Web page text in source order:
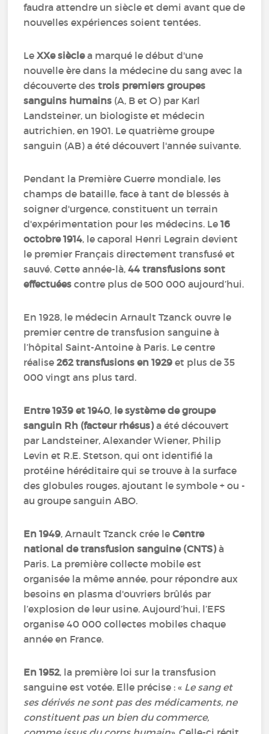
faudra attendre un siècle et demi avant que de
nouvelles expériences soient tentées.
LeXXe sièclea marqué le début d'une
nouvelle ère dans la médecine du sang avec la
découverte destrois premiers groupes
sanguins humains (A, B et O) par Karl
Landsteiner, un biologiste et médecin
autrichien, en 1901. Le quatrième groupe
sanguin (AB) a été découvert l'année suivante.
Pendant la Première Guerre mondiale, les
champs de bataille, face à tant de blessés à
soigner d'urgence, constituent un terrain
d'expérimentation pour les médecins. Le16
octobre 1914, le caporal Henri Legrain devient
le premier Français directement transfusé et
sauvé. Cette année-là,44 transfusions sont
effectuées contre plus de 500 000 aujourd’hui.
En 1928, le médecin Arnault Tzanck ouvre le
premier centre de transfusion sanguine à
l’hôpital Saint-Antoine à Paris. Le centre
réalise262 transfusions en 1929 et plus de 35
000 vingt ans plus tard.
Entre 1939 et 1940, le système de groupe
sanguin Rh (facteur rhésus)a été découvert
par Landsteiner, Alexander Wiener, Philip
Levin et R.E. Stetson, qui ont identifié la
protéine héréditaire qui se trouve à la surface
des globules rouges, ajoutant le symbole + ou -
au groupe sanguin ABO.
En 1949, Arnault Tzanck crée leCentre
national de transfusion sanguine (CNTS)à
Paris. La première collecte mobile est
organisée la même année, pour répondre aux
besoins en plasma d'ouvriers brûlés par
l’explosion de leur usine. Aujourd’hui, l’EFS
organise 40 000 collectes mobiles chaque
année en France.
En 1952, la première loi sur la transfusion
sanguine est votée. Elle précise : « Le sang et
ses dérivés ne sont pas des médicaments, ne
constituent pas un bien du commerce,